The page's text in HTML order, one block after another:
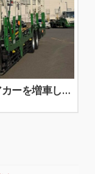
今年(2026年)も、5台積みキャリアカーを増車しました